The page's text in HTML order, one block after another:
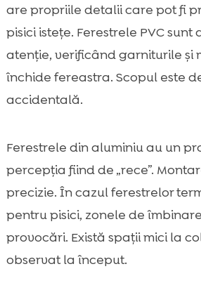
are propriile detalii care pot fi
pisici istețe. Ferestrele PVC
atenție, verificând garniturile și
închide fereastra. Scopul este
accidentală.
Ferestrele din aluminiu au un
percepția fiind de „rece”.
precizie. În cazul ferestrelor
pentru pisici, zonele de
provocări. Există spații mici la
observat la început.